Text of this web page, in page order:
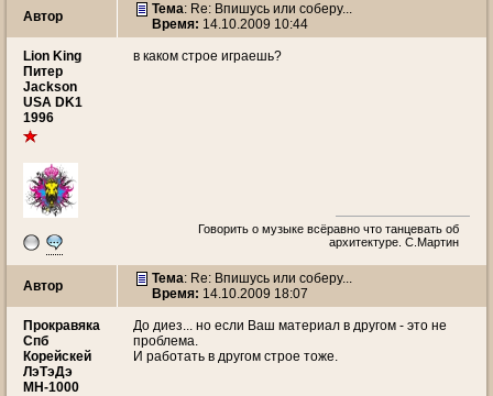
Автор Тема: Re: Впишусь или соберу...
Время: 14.10.2009 10:44
Lion King
Питер
Jackson
USA DK1
1996
в каком строе играешь?
Говорить о музыке всёравно что танцевать об
архитектуре. С.Мартин
Автор Тема: Re: Впишусь или соберу...
Время: 14.10.2009 18:07
Прокравяка
Спб
Корейскей
ЛэТэДэ
МН-1000
До диез... но если Ваш материал в другом - это не
проблема.
И работать в другом строе тоже.